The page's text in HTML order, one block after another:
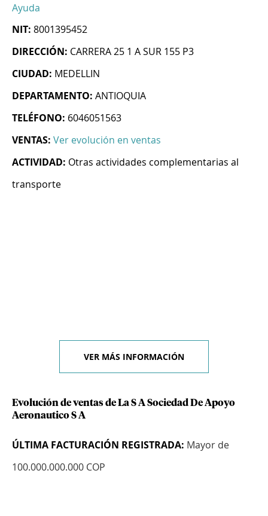
Ayuda
NIT: 8001395452
DIRECCIÓN: CARRERA 25 1 A SUR 155 P3
CIUDAD: MEDELLIN
DEPARTAMENTO: ANTIOQUIA
TELÉFONO: 6046051563
VENTAS: Ver evolución en ventas
ACTIVIDAD: Otras actividades complementarias al
transporte
VER MÁS INFORMACIÓN
Evolución de ventas de La S A Sociedad De Apoyo
Aeronautico S A
ÚLTIMA FACTURACIÓN REGISTRADA: Mayor de
100.000.000.000 COP